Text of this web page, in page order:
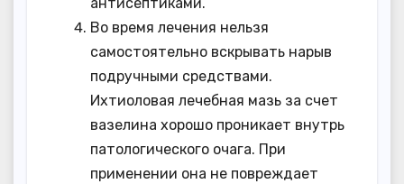
антисептиками.
Во время лечения нельзя
самостоятельно вскрывать нарыв
подручными средствами.
Ихтиоловая лечебная мазь за счет
вазелина хорошо проникает внутрь
патологического очага. При
применении она не повреждает